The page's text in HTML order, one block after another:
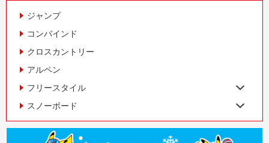
ジャンプ
コンバインド
クロスカントリー
アルペン
フリースタイル
スノーボード